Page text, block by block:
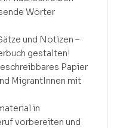
Wörter
und Notizen –
gestalten!
Papier
MigrantInnen mit
in
vorbereiten und